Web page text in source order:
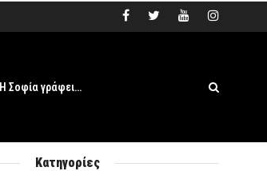
Η Σοφία γράφει…
Κατηγορίες